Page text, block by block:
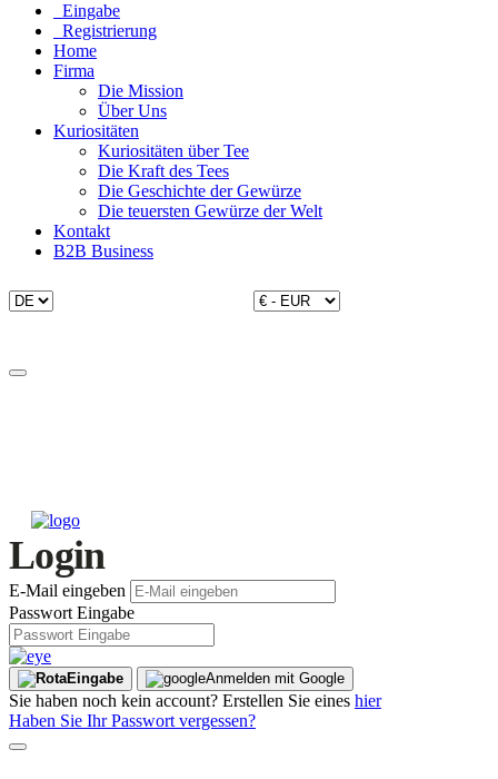
Eingabe
Registrierung
Home
Firma
Die Mission
Über Uns
Kuriositäten
Kuriositäten über Tee
Die Kraft des Tees
Die Geschichte der Gewürze
Die teuersten Gewürze der Welt
Kontakt
B2B Business
Login
E-Mail eingeben
Passwort Eingabe
Eingabe Anmelden mit Google
Sie haben noch kein account? Erstellen Sie eines hier
Haben Sie Ihr Passwort vergessen?